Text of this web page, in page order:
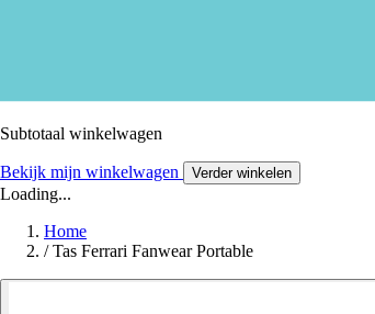
Subtotaal winkelwagen
Bekijk mijn winkelwagen Verder winkelen
Loading...
Home
/ Tas Ferrari Fanwear Portable